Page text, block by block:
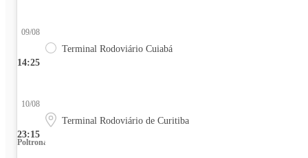
14:25
09/08
Terminal Rodoviário Cuiabá
23:15
10/08
Terminal Rodoviário de Curitiba
Poltrona